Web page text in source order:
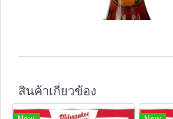
สินค้าเกี่ยวข้อง